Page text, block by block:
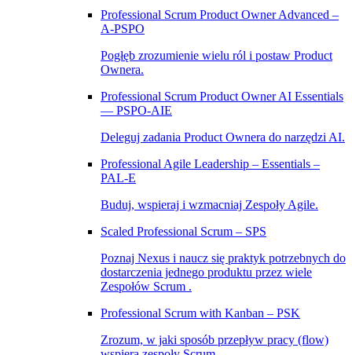
Professional Scrum Product Owner Advanced –
A‑PSPO
Pogłęb zrozumienie wielu ról i postaw Product
Ownera.
Professional Scrum Product Owner AI Essentials
— PSPO-AIE
Deleguj zadania Product Ownera do narzędzi AI.
Professional Agile Leadership – Essentials –
PAL‑E
Buduj, wspieraj i wzmacniaj Zespoły Agile.
Scaled Professional Scrum – SPS
Poznaj Nexus i naucz się praktyk potrzebnych do
dostarczenia jednego produktu przez wiele
Zespołów Scrum .
Professional Scrum with Kanban – PSK
Zrozum, w jaki sposób przepływ pracy (flow)